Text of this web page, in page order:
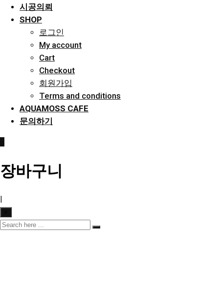
시공의뢰
SHOP
로그인
My account
Cart
Checkout
회원가입
Terms and conditions
AQUAMOSS CAFE
문의하기
장바구니